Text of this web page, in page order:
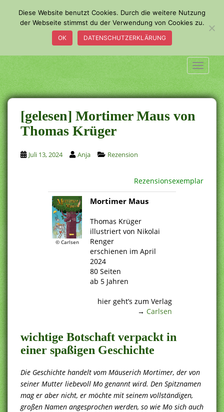
a
i
n
c
o
n
t
e
n
t
[gelesen] Mortimer Maus von
Thomas Krüger
Juli 13, 2024 Anja Rezension
Rezensionsexemplar
© Carlsen
Mortimer Maus
Thomas Krüger
illustriert von Nikolai
Renger
erschienen im April
2024
80 Seiten
ab 5 Jahren
hier geht’s zum Verlag
→ Carlsen
wichtige Botschaft verpackt in
einer spaßigen Geschichte
Die Geschichte handelt vom Mäuserich Mortimer, der von
seiner Mutter liebevoll Mo genannt wird. Den Spitznamen
mag er aber nicht, er möchte mit seinem vollständigen,
großen Namen angesprochen werden, so wie Mo sich auch
Diese Website benutzt Cookies. Durch die weitere Nutzung
der Webseite stimmst du der Verwendung von Cookies zu.
OK DATENSCHUTZERKLÄRUNG